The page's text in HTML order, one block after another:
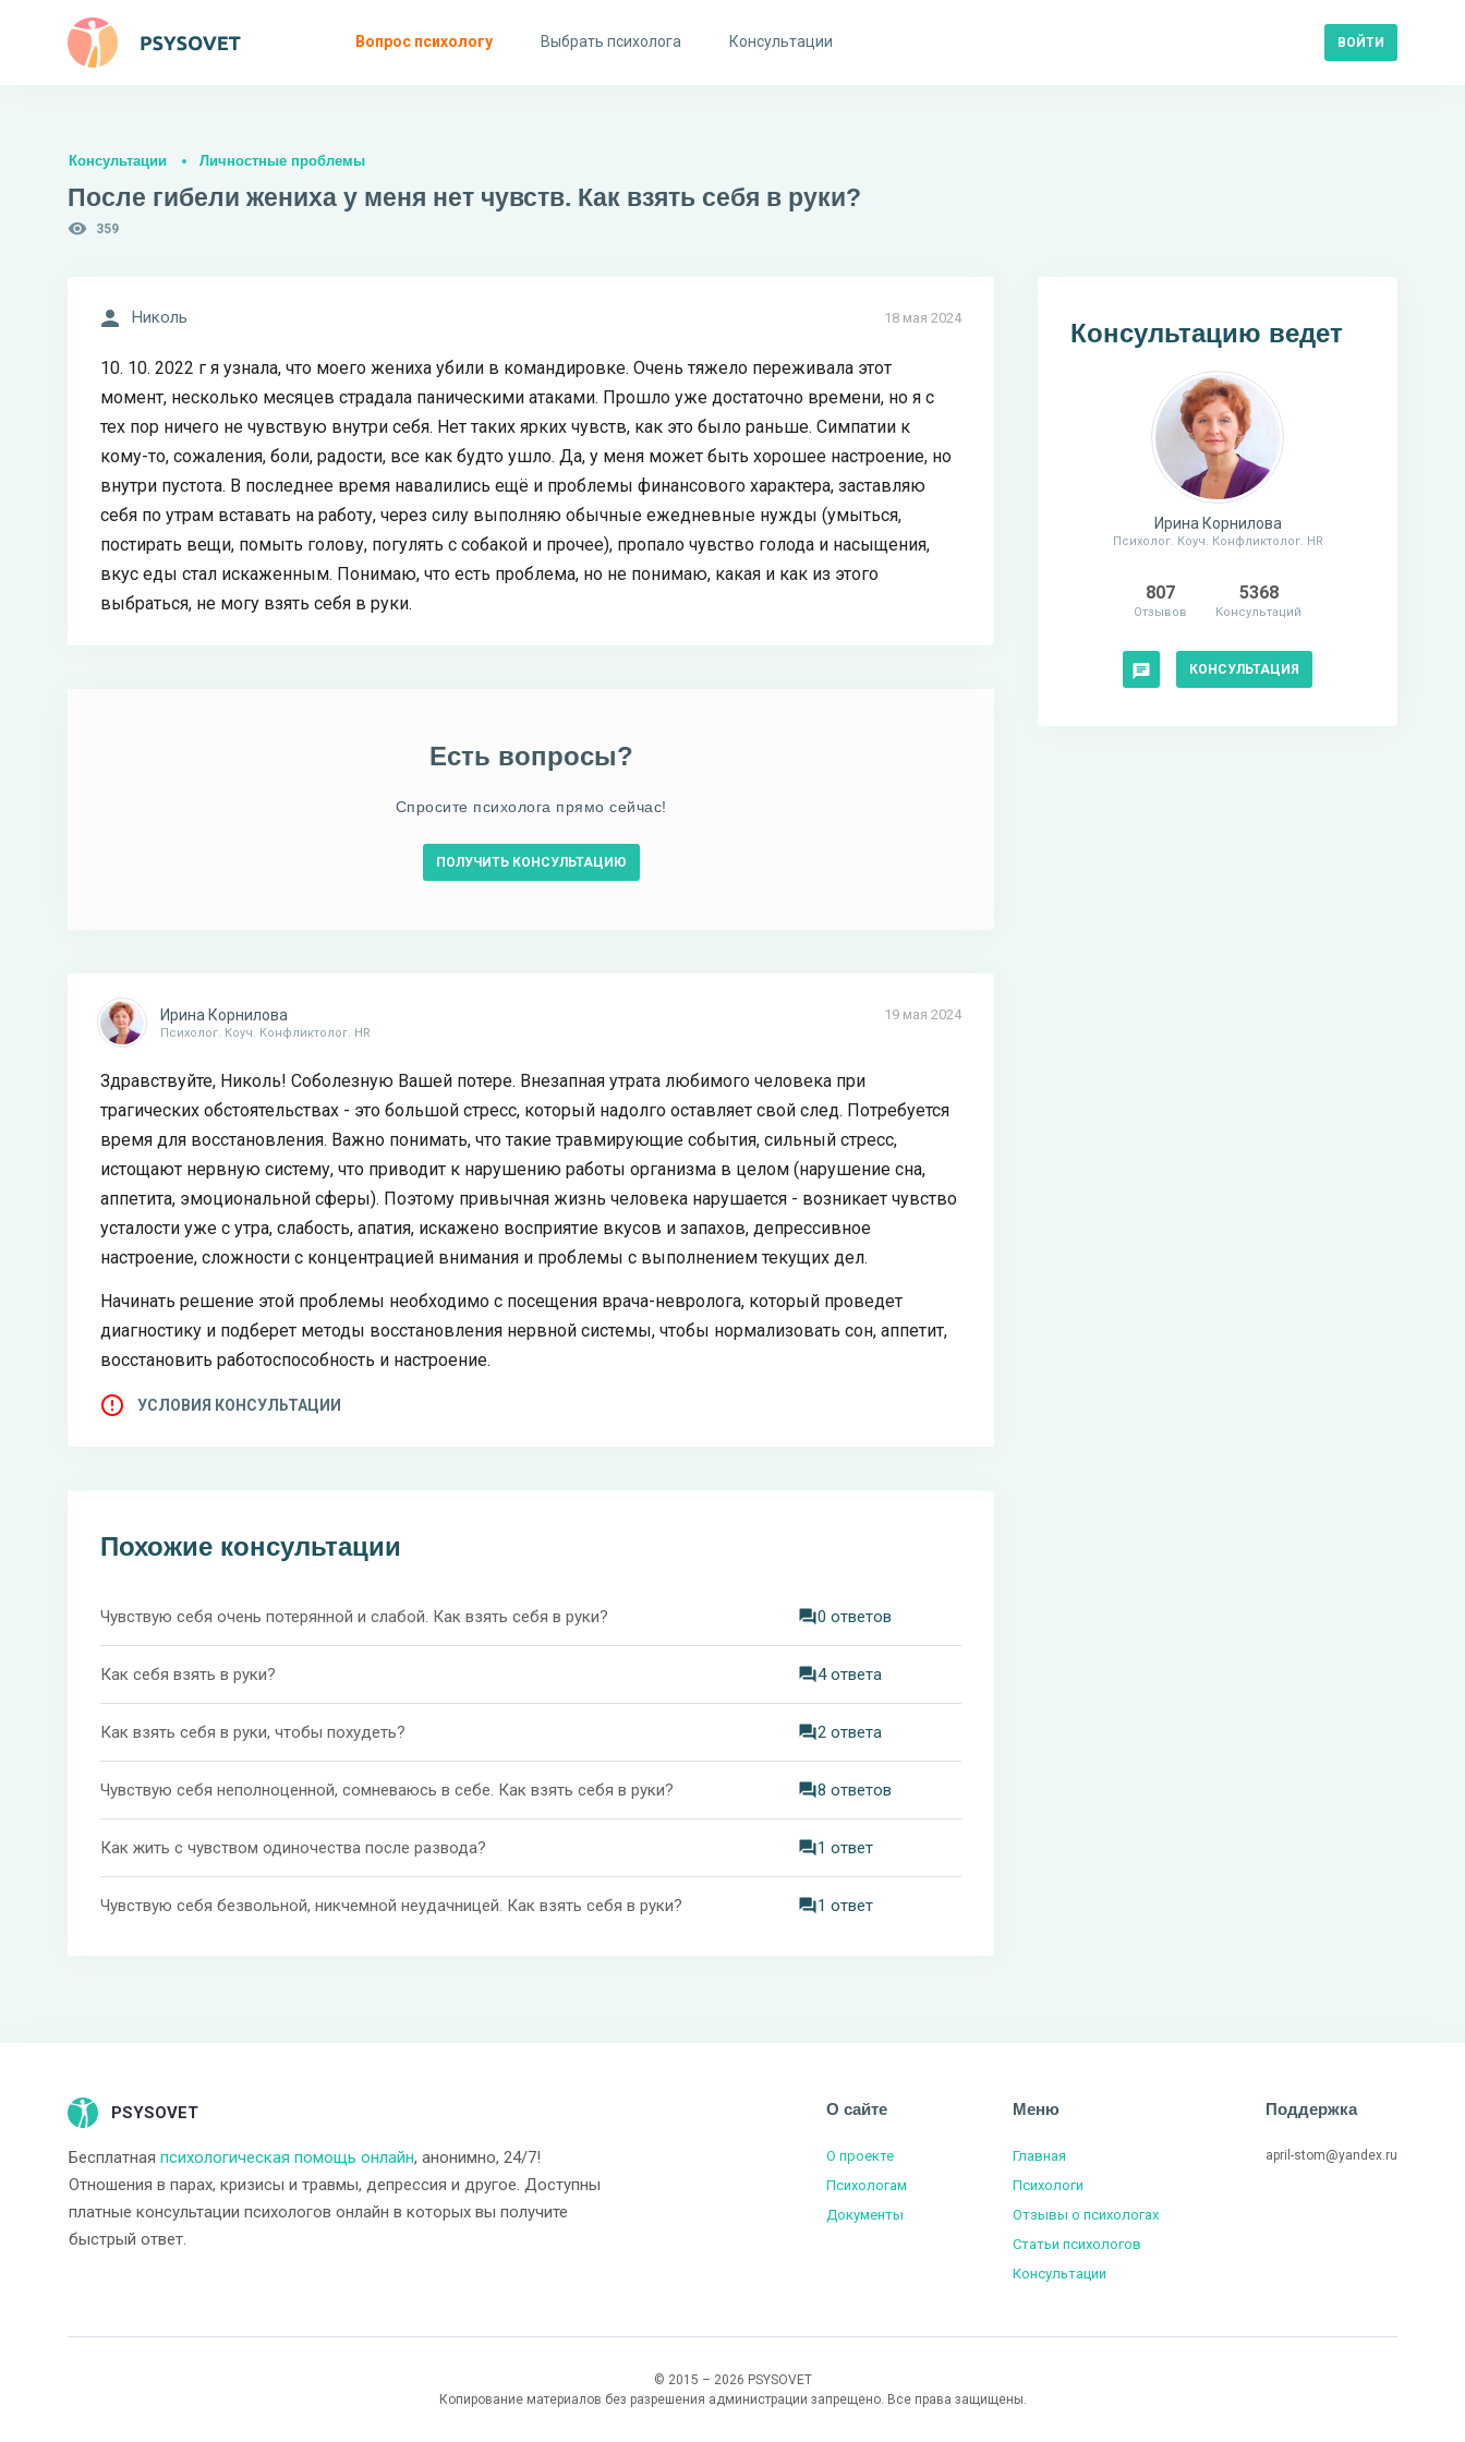
Вопрос психологу Выбрать психолога Консультации ВОЙТИ
Консультации Личностные проблемы
После гибели жениха у меня нет чувств. Как взять себя в руки?
359
18 мая 2024
Николь
10. 10. 2022 г я узнала, что моего жениха убили в командировке. Очень тяжело переживала этот
момент, несколько месяцев страдала паническими атаками. Прошло уже достаточно времени, но я с
тех пор ничего не чувствую внутри себя. Нет таких ярких чувств, как это было раньше. Симпатии к
кому-то, сожаления, боли, радости, все как будто ушло. Да, у меня может быть хорошее настроение, но
внутри пустота. В последнее время навалились ещё и проблемы финансового характера, заставляю
себя по утрам вставать на работу, через силу выполняю обычные ежедневные нужды (умыться,
постирать вещи, помыть голову, погулять с собакой и прочее), пропало чувство голода и насыщения,
вкус еды стал искаженным. Понимаю, что есть проблема, но не понимаю, какая и как из этого
выбраться, не могу взять себя в руки.
Есть вопросы?
Спросите психолога прямо сейчас!
ПОЛУЧИТЬ КОНСУЛЬТАЦИЮ
19 мая 2024
Ирина Корнилова
Психолог. Коуч. Конфликтолог. HR
Здравствуйте, Николь! Соболезную Вашей потере. Внезапная утрата любимого человека при
трагических обстоятельствах - это большой стресс, который надолго оставляет свой след. Потребуется
время для восстановления. Важно понимать, что такие травмирующие события, сильный стресс,
истощают нервную систему, что приводит к нарушению работы организма в целом (нарушение сна,
аппетита, эмоциональной сферы). Поэтому привычная жизнь человека нарушается - возникает чувство
усталости уже с утра, слабость, апатия, искажено восприятие вкусов и запахов, депрессивное
настроение, сложности с концентрацией внимания и проблемы с выполнением текущих дел.
Начинать решение этой проблемы необходимо с посещения врача-невролога, который проведет
диагностику и подберет методы восстановления нервной системы, чтобы нормализовать сон, аппетит,
восстановить работоспособность и настроение.
УСЛОВИЯ КОНСУЛЬТАЦИИ
Похожие консультации
Чувствую себя очень потерянной и слабой. Как взять себя в руки? 0 ответов
Как себя взять в руки? 4 ответа
Как взять себя в руки, чтобы похудеть? 2 ответа
Чувствую себя неполноценной, сомневаюсь в себе. Как взять себя в руки? 8 ответов
Как жить с чувством одиночества после развода? 1 ответ
Чувствую себя безвольной, никчемной неудачницей. Как взять себя в руки? 1 ответ
Консультацию ведет
Ирина Корнилова
Психолог. Коуч. Конфликтолог. HR
807
Отзывов
5368
Консультаций
КОНСУЛЬТАЦИЯ
PSYSOVET
Бесплатная психологическая помощь онлайн, анонимно, 24/7!
Отношения в парах, кризисы и травмы, депрессия и другое. Доступны
платные консультации психологов онлайн в которых вы получите
быстрый ответ.
О сайте
О проекте
Психологам
Документы
Меню
Главная
Психологи
Отзывы о психологах
Статьи психологов
Консультации
Поддержка
april-stom@yandex.ru
© 2015 – 2026 PSYSOVET
Копирование материалов без разрешения администрации запрещено. Все права защищены.